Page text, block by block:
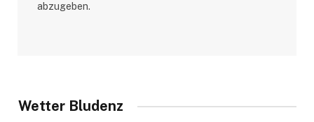
abzugeben.
Wetter Bludenz